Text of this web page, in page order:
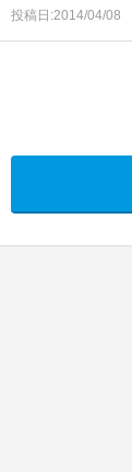
投稿日:2014/04/08